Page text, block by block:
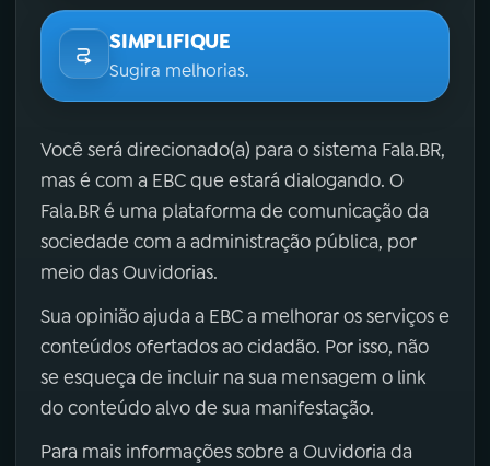
SIMPLIFIQUE
Sugira melhorias.
Você será direcionado(a) para o sistema Fala.BR,
mas é com a EBC que estará dialogando. O
Fala.BR é uma plataforma de comunicação da
sociedade com a administração pública, por
meio das Ouvidorias.
Sua opinião ajuda a EBC a melhorar os serviços e
conteúdos ofertados ao cidadão. Por isso, não
se esqueça de incluir na sua mensagem o link
do conteúdo alvo de sua manifestação.
Para mais informações sobre a Ouvidoria da